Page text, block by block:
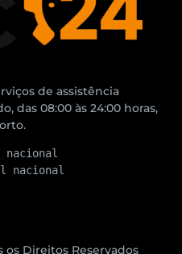
de assistência
das 08:00 às 24:00 horas,
nacional
nacional
os Direitos Reservados